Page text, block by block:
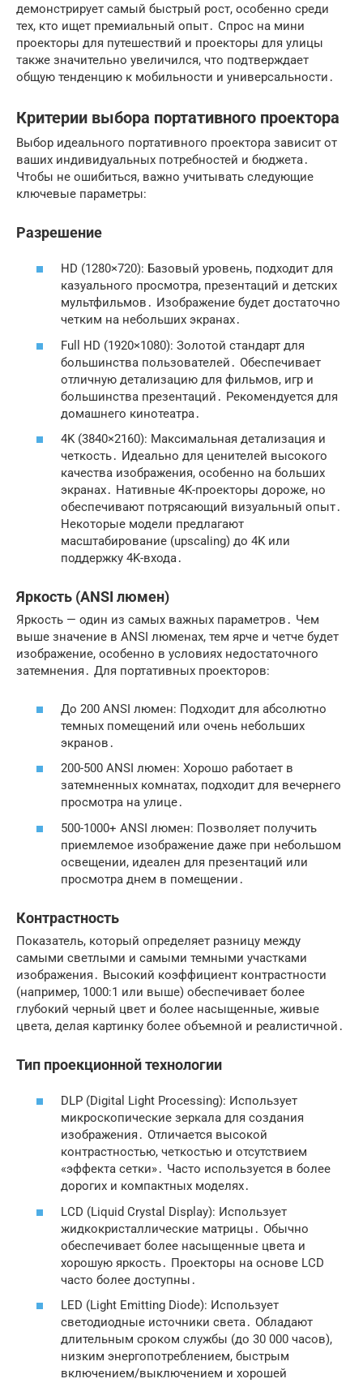
демонстрирует самый быстрый рост, особенно среди
тех, кто ищет премиальный опыт․ Спрос на мини
проекторы для путешествий и проекторы для улицы
также значительно увеличился, что подтверждает
общую тенденцию к мобильности и универсальности․
Критерии выбора портативного проектора
Выбор идеального портативного проектора зависит от
ваших индивидуальных потребностей и бюджета․
Чтобы не ошибиться, важно учитывать следующие
ключевые параметры:
Разрешение
HD (1280×720): Базовый уровень, подходит для
казуального просмотра, презентаций и детских
мультфильмов․ Изображение будет достаточно
четким на небольших экранах․
Full HD (1920×1080): Золотой стандарт для
большинства пользователей․ Обеспечивает
отличную детализацию для фильмов, игр и
большинства презентаций․ Рекомендуется для
домашнего кинотеатра․
4K (3840×2160): Максимальная детализация и
четкость․ Идеально для ценителей высокого
качества изображения, особенно на больших
экранах․ Нативные 4K-проекторы дороже, но
обеспечивают потрясающий визуальный опыт․
Некоторые модели предлагают
масштабирование (upscaling) до 4K или
поддержку 4K-входа․
Яркость (ANSI люмен)
Яркость — один из самых важных параметров․ Чем
выше значение в ANSI люменах, тем ярче и четче будет
изображение, особенно в условиях недостаточного
затемнения․ Для портативных проекторов:
До 200 ANSI люмен: Подходит для абсолютно
темных помещений или очень небольших
экранов․
200-500 ANSI люмен: Хорошо работает в
затемненных комнатах, подходит для вечернего
просмотра на улице․
500-1000+ ANSI люмен: Позволяет получить
приемлемое изображение даже при небольшом
освещении, идеален для презентаций или
просмотра днем в помещении․
Контрастность
Показатель, который определяет разницу между
самыми светлыми и самыми темными участками
изображения․ Высокий коэффициент контрастности
(например, 1000:1 или выше) обеспечивает более
глубокий черный цвет и более насыщенные, живые
цвета, делая картинку более объемной и реалистичной․
Тип проекционной технологии
DLP (Digital Light Processing): Использует
микроскопические зеркала для создания
изображения․ Отличается высокой
контрастностью, четкостью и отсутствием
«эффекта сетки»․ Часто используется в более
дорогих и компактных моделях․
LCD (Liquid Crystal Display): Использует
жидкокристаллические матрицы․ Обычно
обеспечивает более насыщенные цвета и
хорошую яркость․ Проекторы на основе LCD
часто более доступны․
LED (Light Emitting Diode): Использует
светодиодные источники света․ Обладают
длительным сроком службы (до 30 000 часов),
низким энергопотреблением, быстрым
включением/выключением и хорошей